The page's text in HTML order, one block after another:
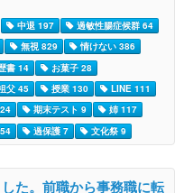
中退 197
過敏性腸症候群 64
無視 829
情けない 386
書 14
お菓子 28
父 45 授業 130
LINE 111
期末テスト 9
姉 117
過保護 7 文化祭 9
た。前職から事務職に転